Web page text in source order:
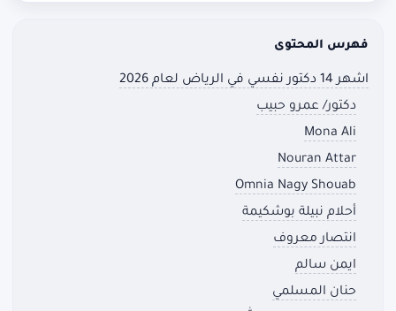
فهرس المحتوى
اشهر 14 دكتور نفسي في الرياض لعام 2026
دكتور/ عمرو حبيب
Mona Ali
Nouran Attar
Omnia Nagy Shouab
أحلام نبيلة بوشكيمة
انتصار معروف
ايمن سالم
حنان المسلمي